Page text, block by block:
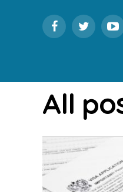
All